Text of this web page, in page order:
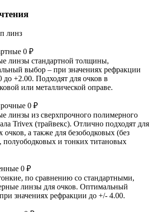
линз
0 ₽
линзы стандартной толщины,
выбор – при значениях рефракции
до +2.00. Подходят для очков в
или металлической оправе.
0 ₽
линзы из сверхпрочного полимерного
Trivex (трайвекс). Отлично подходят для
очков, а также для безободковых (без
полуободковых и тонких титановых
0 ₽
по сравнению со стандартными,
линзы для очков. Оптимальный
значениях рефракции до +/- 4.00.